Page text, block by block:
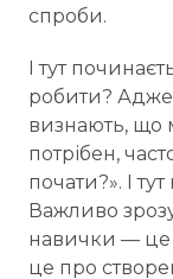
спроби.
І тут
робити? Адже
визнають, що
потрібен,
почати?». І
Важливо
навички — це
це про